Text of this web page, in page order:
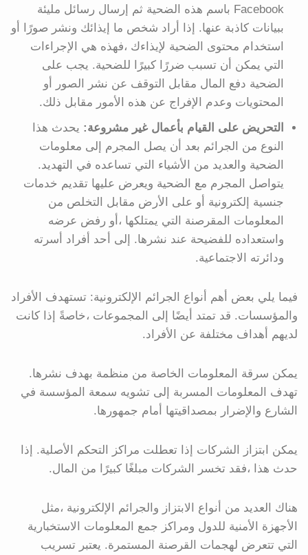
Facebook باسم هذه الضحية ثم إرسال رسائل مليئة
ببيانات كاذبة عنها. إذا أراد شخص ما إيذائك ونشر صورًا أو
استخدام محتوى الضحية لإيذاءك ،فهذه هي الإجراءات
التي يمكن أن تسبب ضررًا كبيرًا للضحية. يجب على
الضحية دفع المال مقابل التوقف عن نشر الصور أو
المحتويات وعدم الإفراج عن هذه الأمور مقابل ذلك.
التحريض على القيام بأعمال غير مشروعة: يحدث هذا
النوع من الجرائم بعد أن يصل المجرم إلى معلومات
الضحية والعديد من الأشياء التي تساعده في التهديد.
يتواصل المجرم مع الضحية ويعرض عليها تقديم خدمات
جنسية إلكترونية أو على الأرض مقابل التخلص من
المعلومات المقرصنة التي يمتلكها ،أو رفض عرضه
واستعداده للفضيحة عند نشرها. إلى أحد أفراد أسرته
ودائرته الاجتماعية.
فيما يلي بعض أهم أنواع الجرائم الإلكترونية: تستهدف الأفراد
والمؤسسات. قد تمتد أيضًا إلى المجموعات ،خاصةً إذا كانت
لديهم أهداف مختلفة عن الأفراد.
يمكن سرقة المعلومات الخاصة من منظمة بهدف نشرها.
تهدف المعلومات المسربة إلى تشويه سمعة المؤسسة في
الشارع والإضرار بمصداقيتها أمام جمهورها.
يمكن ابتزاز الشركات إذا تعطلت مراكز التحكم الأصلية. إذا
حدث هذا ،فقد تخسر الشركات مبلغًا كبيرًا من المال.
هناك العديد من أنواع الابتزاز والجرائم الإلكترونية ،مثل
الأجهزة الأمنية للدول ومراكز جمع المعلومات الاستخبارية
التي تتعرض لهجمات القرصنة المستمرة. يعتبر تسريب